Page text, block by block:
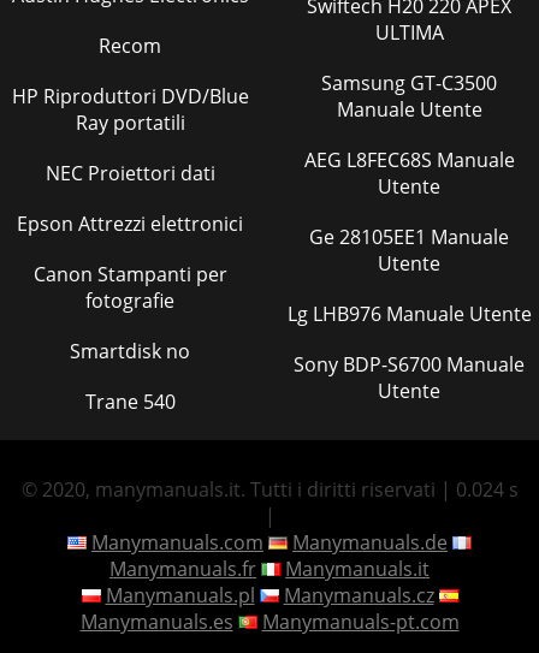
Recom
HP Riproduttori DVD/Blue
Ray portatili
NEC Proiettori dati
Epson Attrezzi elettronici
Canon Stampanti per
fotografie
Smartdisk no
Trane 540
Swiftech H20 220 APEX
ULTIMA
Samsung GT-C3500
Manuale Utente
AEG L8FEC68S Manuale
Utente
Ge 28105EE1 Manuale
Utente
Lg LHB976 Manuale Utente
Sony BDP-S6700 Manuale
Utente
© 2020, manymanuals.it. Tutti i diritti riservati | 0.024 s
|
Manymanuals.com
Manymanuals.de
Manymanuals.fr
Manymanuals.it
Manymanuals.pl
Manymanuals.cz
Manymanuals.es
Manymanuals-pt.com